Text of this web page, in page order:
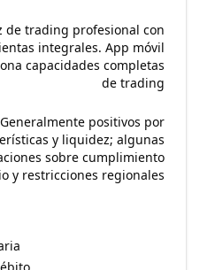
de trading profesional con
integrales. App móvil
capacidades completas
de trading
Generalmente positivos por
y liquidez; algunas
sobre cumplimiento
y restricciones regionales